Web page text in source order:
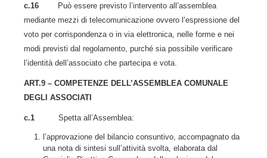
c.16 Può essere previsto l’intervento all’assemblea
mediante mezzi di telecomunicazione ovvero l’espressione del
voto per corrispondenza o in via elettronica, nelle forme e nei
modi previsti dal regolamento, purché sia possibile verificare
l’identità dell’associato che partecipa e vota.
ART.9 – COMPETENZE DELL’ASSEMBLEA COMUNALE
DEGLI ASSOCIATI
c.1 Spetta all’Assemblea:
l’approvazione del bilancio consuntivo, accompagnato da
una nota di sintesi sull’attività svolta, elaborata dal